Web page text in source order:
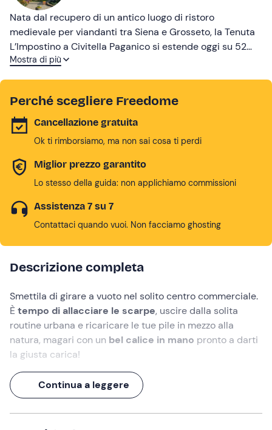
Nata dal recupero di un antico luogo di ristoro
medievale per viandanti tra Siena e Grosseto, la Tenuta
L’Impostino a Civitella Paganico si estende oggi su 52
ettari tra boschi, ulivi e dolci declivi vitati. La struttura è
attività ricettiva. Qui si producono vini biologici eleganti
e robusti, profondamente legati alla vocazione del
territorio e della DOC Montecucco.
Mostra di più
Perché scegliere Freedome
Cancellazione gratuita
Ok ti rimborsiamo, ma non sai cosa ti perdi
Miglior prezzo garantito
Lo stesso della guida: non applichiamo commissioni
Assistenza 7 su 7
Contattaci quando vuoi. Non facciamo ghosting
Descrizione completa
Smettila di girare a vuoto nel solito centro commerciale.
È tempo di allacciare le scarpe, uscire dalla solita
routine urbana e ricaricare le tue pile in mezzo alla
natura, magari con un bel calice in mano pronto a darti
la giusta carica!
Vieni a vivere una splendida giornata all'aria aperta alla
Tenuta L'Impostino a Civitella Paganico
Continua a leggere